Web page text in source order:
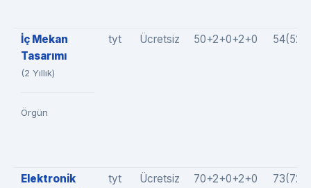
İç Mekan
Tasarımı
(2 Yıllık)
Örgün
tyt Ücretsiz 50+2+0+2+0
Elektronik
tyt Ücretsiz 70+2+0+2+0